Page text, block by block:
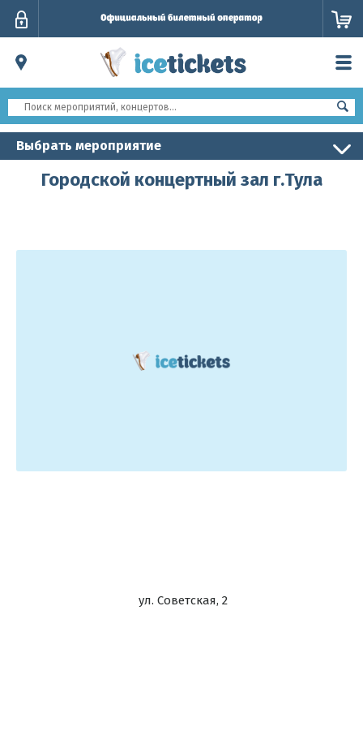
Выбрать мероприятие
Городской концертный зал г.Тула
ул. Советская, 2